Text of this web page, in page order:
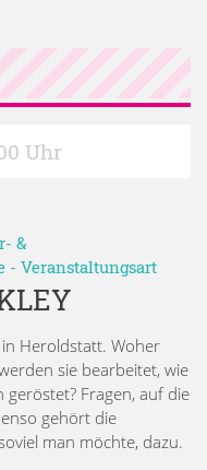
Uhr
&
- Veranstaltungsart
Heroldstatt. Woher
sie bearbeitet, wie
Fragen, auf die
gehört die
man möchte, dazu.